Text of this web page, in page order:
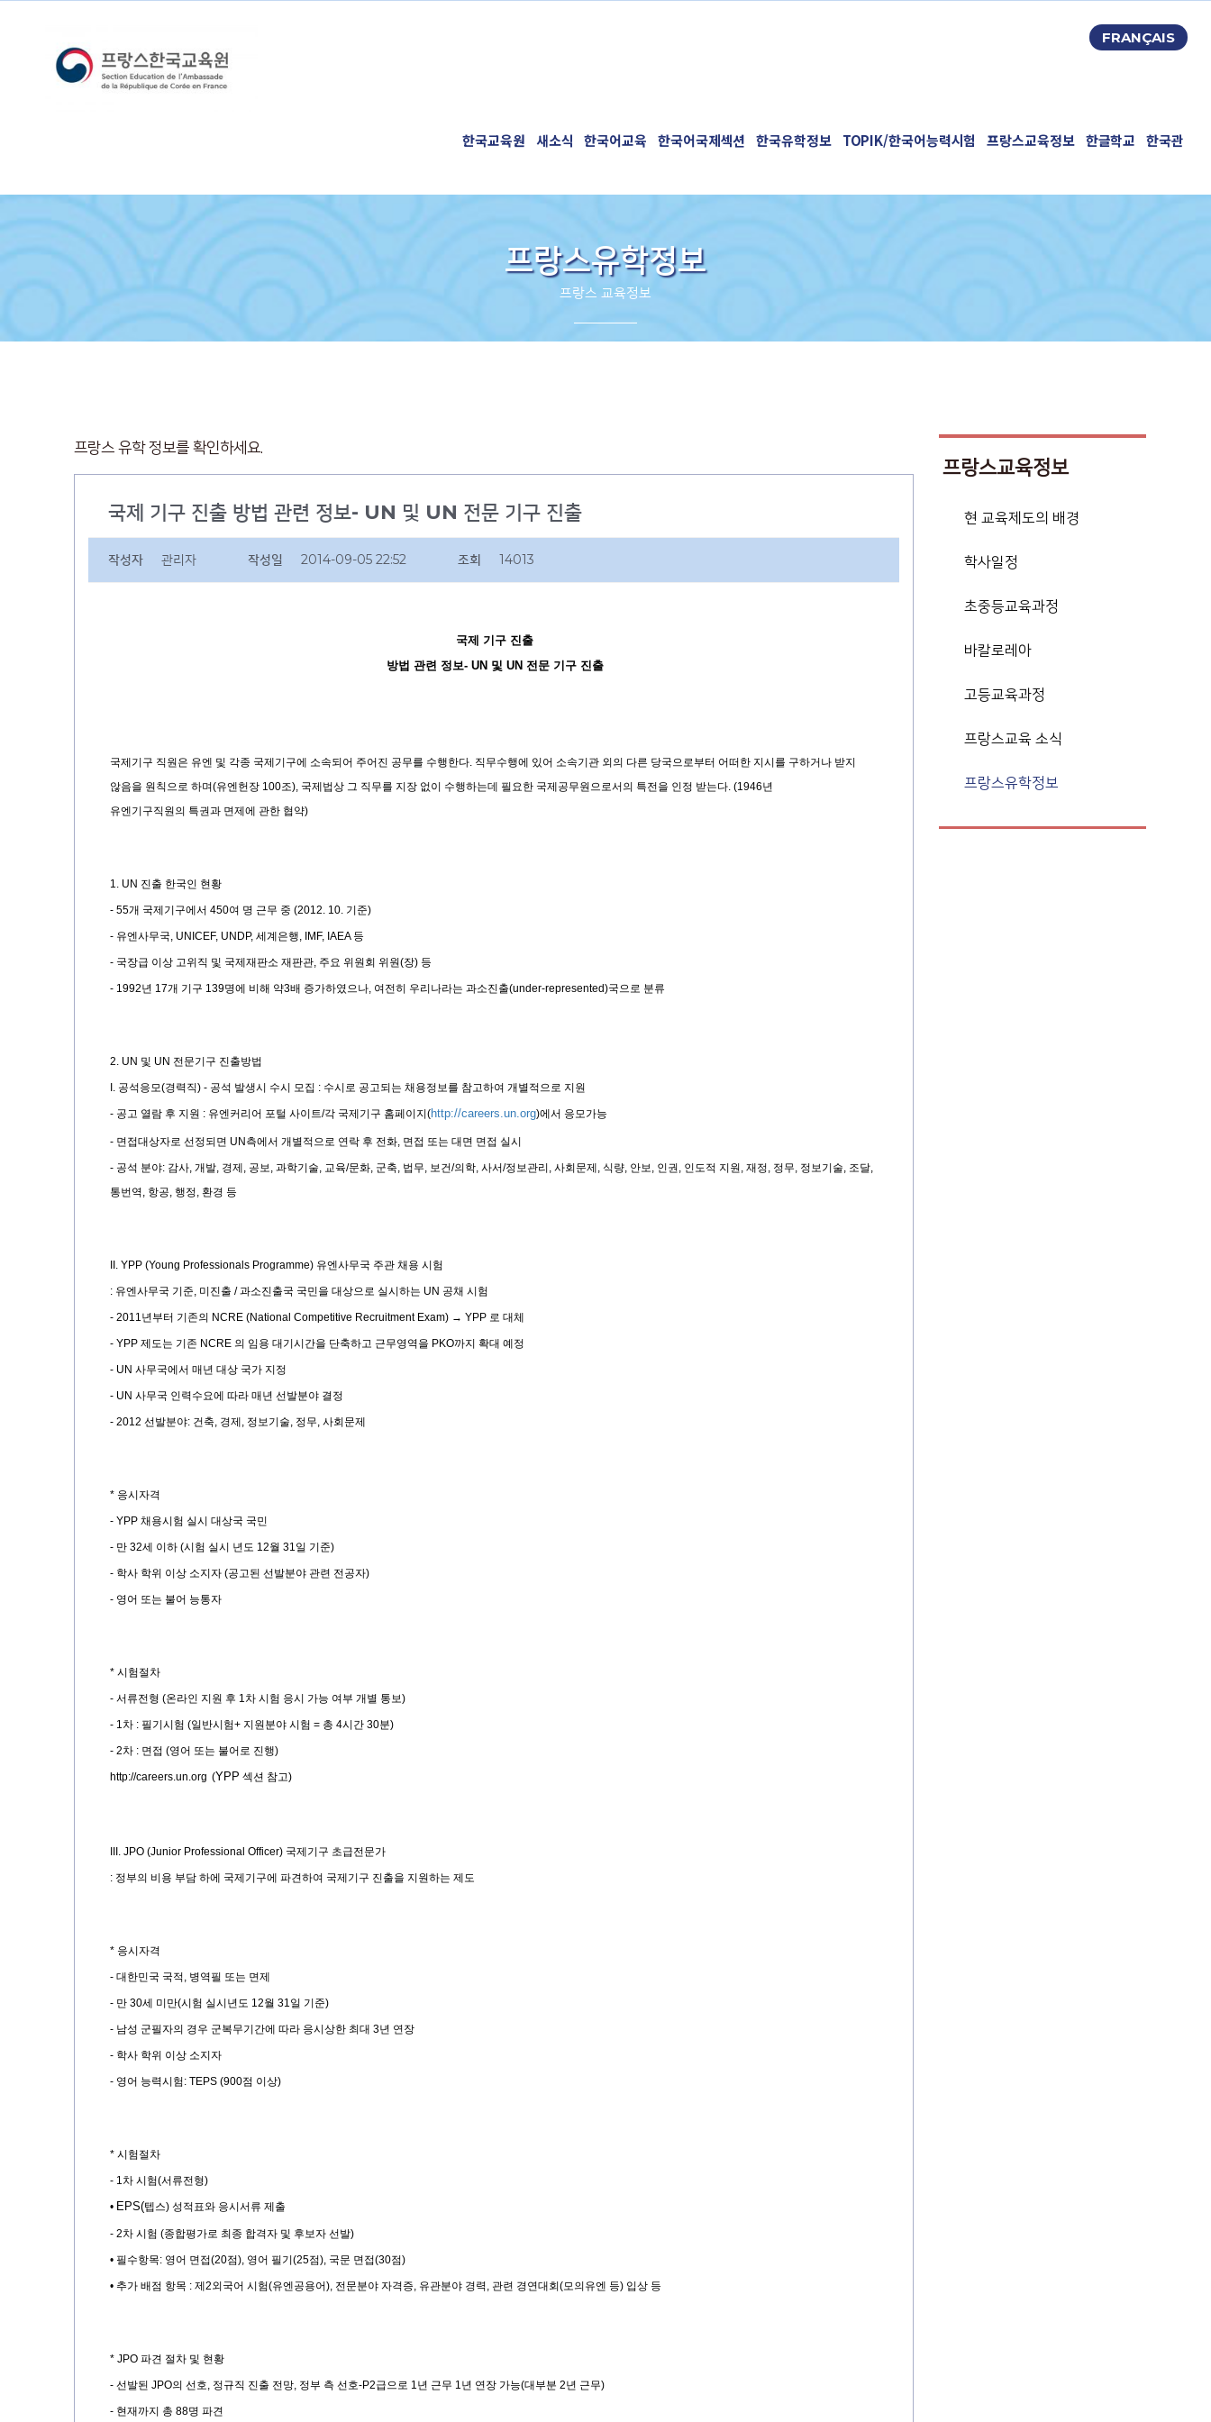
FRANÇAIS
한국교육원 새소식 한국어교육 한국어국제섹션 한국유학정보 TOPIK/한국어능력시험 프랑스교육정보 한글학교 한국관
프랑스유학정보
프랑스 교육정보
프랑스 유학 정보를 확인하세요.
국제 기구 진출 방법 관련 정보- UN 및 UN 전문 기구 진출
작성자 관리자 작성일 2014-09-05 22:52 조회 14013
국제 기구 진출
방법 관련 정보- UN 및 UN 전문 기구 진출
국제기구 직원은 유엔 및 각종 국제기구에 소속되어 주어진 공무를 수행한다. 직무수행에 있어 소속기관 외의 다른 당국으로부터 어떠한 지시를 구하거나 받지
않음을 원칙으로 하며(유엔헌장 100조), 국제법상 그 직무를 지장 없이 수행하는데 필요한 국제공무원으로서의 특전을 인정 받는다. (1946년
유엔기구직원의 특권과 면제에 관한 협약)
1. UN 진출 한국인 현황
- 55개 국제기구에서 450여 명 근무 중 (2012. 10. 기준)
- 유엔사무국, UNICEF, UNDP, 세계은행, IMF, IAEA 등
- 국장급 이상 고위직 및 국제재판소 재판관, 주요 위원회 위원(장) 등
- 1992년 17개 기구 139명에 비해 약3배 증가하였으나, 여전히 우리나라는 과소진출(under-represented)국으로 분류
2. UN 및 UN 전문기구 진출방법
I. 공석응모(경력직) - 공석 발생시 수시 모집 : 수시로 공고되는 채용정보를 참고하여 개별적으로 지원
- 공고 열람 후 지원 : 유엔커리어 포털 사이트/각 국제기구 홈페이지(http://careers.un.org)에서 응모가능
- 면접대상자로 선정되면 UN 측에서 개별적으로 연락 후 전화, 면접 또는 대면 면접 실시
- 공석 분야: 감사, 개발, 경제 , 공보, 과학기술, 교육/문화, 군축, 법무, 보건/의학, 사서/정보관리 , 사회문제 , 식량, 안보, 인권 , 인도적 지원 , 재정, 정무, 정보기술, 조달,
통번역 , 항공, 행정, 환경 등
II. YPP (Young Professionals Programme) 유엔사무국 주관 채용 시험
: 유엔사무국 기준, 미진출 /과소진출국 국민을 대상으로 실시하는 UN 공채 시험
- 2011년부터 기존의 NCRE (National Competitive Recruitment Exam) → YPP 로 대체
- YPP 제도는 기존 NCRE 의 임용 대기시간을 단축하고 근무영역을 PKO까지 확대 예정
- UN 사무국에서 매년 대상 국가 지정
- UN 사무국 인력수요에 따라 매년 선발분야 결정
- 2012 선발분야: 건축, 경제 , 정보기술, 정무, 사회문제
* 응시자격
- YPP 채용시험 실시 대상국 국민
- 만 32세 이하 (시험 실시 년도 12월 31일 기준)
- 학사 학위 이상 소지자 (공고된 선발분야 관련 전공자)
- 영어 또는 불어 능통자
* 시험절차
- 서류전형 (온라인 지원 후 1차 시험 응시 가능 여부 개별 통보)
- 1차 : 필기시험 (일반시험+ 지원분야 시험 = 총 4시간 30분)
- 2차 : 면접 (영어 또는 불어로 진행)
http://careers.un.org (YPP 섹션 참고)
III. JPO (Junior Professional Officer) 국제기구 초급전문가
: 정부의 비용 부담 하에 국제기구에 파견하여 국제기구 진출을 지원하는 제도
* 응시자격
- 대한민국 국적 , 병역필 또는 면제
- 만 30세 미만(시험 실시년도 12월 31일 기준)
- 남성 군필자의 경우 군복무기간에 따라 응시상한 최대 3년 연장
- 학사 학위 이상 소지자
- 영어 능력시험 : TEPS (900점 이상)
* 시험절차
- 1차 시험(서류전형)
• EPS(텝스) 성적표와 응시서류 제출
- 2차 시험 (종합평가로 최종 합격자 및 후보자 선발)
• 필수항목: 영어 면접(20점), 영어 필기 (25점), 국문 면접(30점)
• 추가 배점 항목 : 제 2외국어 시험(유엔공용어), 전문분야 자격증, 유관분야 경력 , 관련 경연대회 (모의유엔 등) 입상 등
* JPO 파견 절차 및 현황
- 선발된 JPO의 선호, 정규직 진출 전망, 정부 측 선호-P2급으로 1년 근무 1년 연장 가능(대부분 2년 근무)
- 현재까지 총 88명 파견
프랑스교육정보
현 교육제도의 배경
학사일정
초중등교육과정
바칼로레아
고등교육과정
프랑스교육 소식
프랑스유학정보